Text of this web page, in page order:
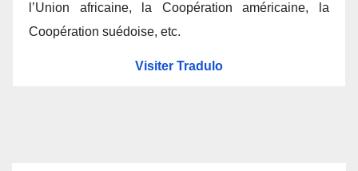
l’Union africaine, la Coopération américaine, la
Coopération suédoise, etc.
Visiter Tradulo